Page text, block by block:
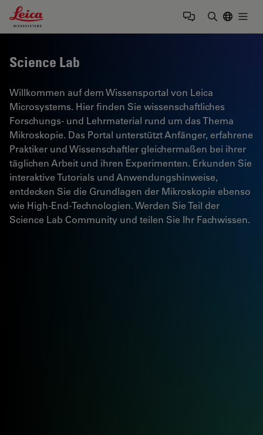
Leica Microsystems Logo
Science Lab
Willkommen auf dem Wissensportal von Leica
Microsystems. Hier finden Sie wissenschaftliches
Forschungs- und Lehrmaterial rund um das Thema
Mikroskopie. Das Portal unterstützt Anfänger, erfahrene
Praktiker und Wissenschaftler gleichermaßen bei ihrer
täglichen Arbeit und ihren Experimenten. Erkunden Sie
interaktive Tutorials und Anwendungshinweise,
entdecken Sie die Grundlagen der Mikroskopie ebenso
wie High-End-Technologien. Werden Sie Teil der
Science Lab Community und teilen Sie Ihr Fachwissen.